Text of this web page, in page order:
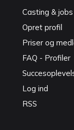
Casting & jobs
Opret profil
Priser og
FAQ - Profiler
Log ind
RSS